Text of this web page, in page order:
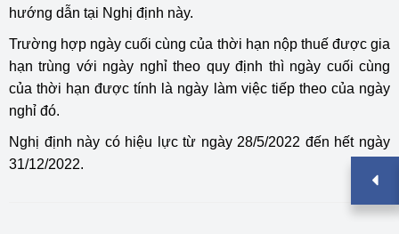
hướng dẫn tại Nghị định này.
Trường hợp ngày cuối cùng của thời hạn nộp thuế được gia
hạn trùng với ngày nghỉ theo quy định thì ngày cuối cùng
của thời hạn được tính là ngày làm việc tiếp theo của ngày
nghỉ đó.
Nghị định này có hiệu lực từ ngày 28/5/2022 đến hết ngày
31/12/2022.